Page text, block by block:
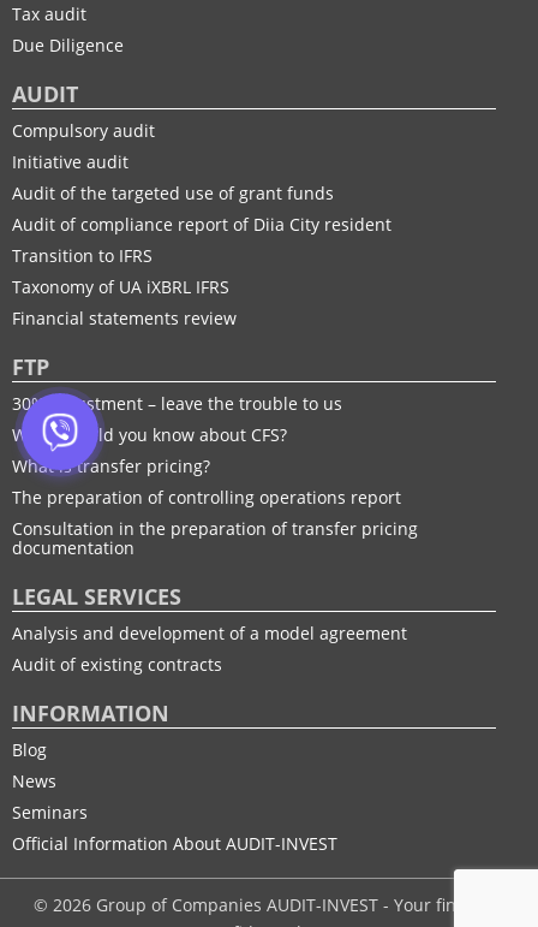
Tax audit
Due Diligence
AUDIT
Compulsory audit
Initiative audit
Audit of the targeted use of grant funds
Audit of compliance report of Diia City resident
Transition to IFRS
Taxonomy of UA іXBRL IFRS
Financial statements review
FTP
30% adjustment – leave the trouble to us
What should you know about CFS?
What is transfer pricing?
The preparation of controlling operations report
Consultation in the preparation of transfer pricing
documentation
LEGAL SERVICES
Analysis and development of a model agreement
Audit of existing contracts
INFORMATION
Blog
News
Seminars
Official Information About AUDIT-INVEST
© 2026 Group of Companies AUDIT-INVEST - Your financial